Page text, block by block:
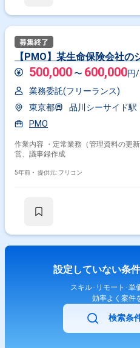
【PMO】某生命保険会社の
500,000 〜 600,000円/
業務委託(フリーランス)
東京都
品川シーサイド駅
PMO
作業内容 ・定常業務（管理資料の更
営、議事録作成
5年前・ 提供元: フリコン
設定していない条
スキル･リモート･単
効率よく案件
検索条